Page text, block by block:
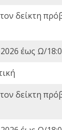
δείκτη
έως Ω/
δείκτη